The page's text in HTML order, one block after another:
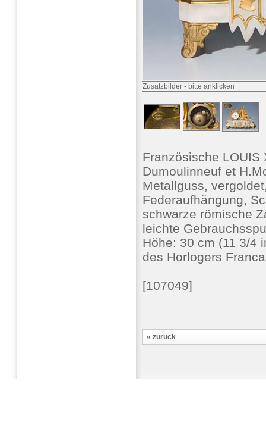
Zusatzbilder - bitte anklicken
Französische LOUIS
Dumoulinneuf et
Metallguss,
Federaufhängung,
schwarze römische
leichte
Höhe: 30 cm (11 3/4
des Horlogers
[107049]
« zurück